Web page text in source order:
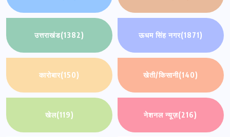
उत्तराखंड(1382) ऊधम सिंह नगर(1871)
कारोबार(150) खेती/किसानी(140)
खेल(119) नेशनल न्यूज़(216)